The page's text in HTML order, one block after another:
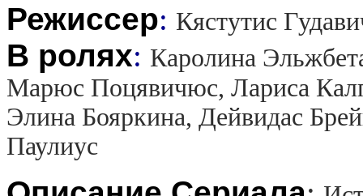
Режиссер: Кястутис
В ролях: Каролина
Марюс Поцявичюс, Лариса
Элина Бояркина, Дейвидас
Паулиус